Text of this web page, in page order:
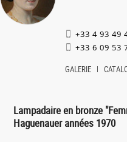
+33 4 93 49
+33 6 09 53
GALERIE
Lampadaire en bronze
Haguenauer années 1970